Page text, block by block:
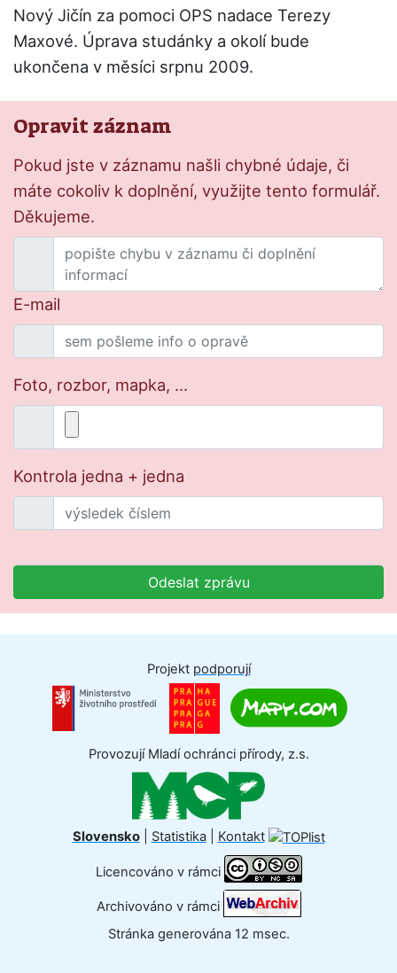
Nový Jičín za pomoci OPS nadace Terezy
Maxové. Úprava studánky a okolí bude
ukončena v měsíci srpnu 2009.
Opravit záznam
Pokud jste v záznamu našli chybné údaje, či
máte cokoliv k doplnění, využijte tento formulář.
Děkujeme.
E-mail
Foto, rozbor, mapka, ...
Kontrola jedna + jedna
Odeslat zprávu
Projekt podporují
Provozují Mladí ochránci přírody, z.s.
Slovensko| Statistika| Kontakt
Licencováno v rámci
Archivováno v rámci
Stránka generována 12 msec.